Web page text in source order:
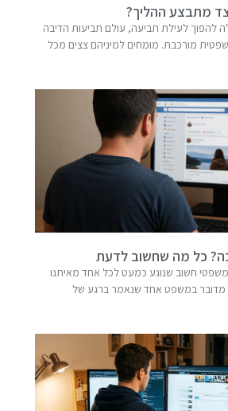
מתבצע ההליך?
להפוך לעילת תביעה, עולם תביעות הדיבה
מורכבת. מומחים למיניהם צצים מכל
כל מה שחשוב לדעת
חשוב שנוגע כמעט לכל אחד מאיתנו
מדובר במשפט אחד שנאמר ברגע של